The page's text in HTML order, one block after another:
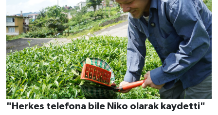
"Herkes telefona bile Niko olarak kaydetti"